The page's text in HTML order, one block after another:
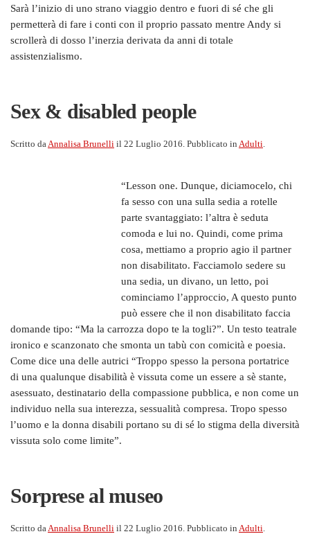
Sarà l’inizio di uno strano viaggio dentro e fuori di sé che gli
permetterà di fare i conti con il proprio passato mentre Andy si
scrollerà di dosso l’inerzia derivata da anni di totale
assistenzialismo.
Sex & disabled people
Scritto daAnnalisa Brunelli il 22 Luglio 2016. Pubblicato in Adulti.
“Lesson one. Dunque, diciamocelo, chi
fa sesso con una sulla sedia a rotelle
parte svantaggiato: l’altra è seduta
comoda e lui no. Quindi, come prima
cosa, mettiamo a proprio agio il partner
non disabilitato. Facciamolo sedere su
una sedia, un divano, un letto, poi
cominciamo l’approccio, A questo punto
può essere che il non disabilitato faccia
domande tipo: “Ma la carrozza dopo te la togli?”. Un testo teatrale
ironico e scanzonato che smonta un tabù con comicità e poesia.
Come dice una delle autrici “Troppo spesso la persona portatrice
di una qualunque disabilità è vissuta come un essere a sè stante,
asessuato, destinatario della compassione pubblica, e non come un
individuo nella sua interezza, sessualità compresa. Tropo spesso
l’uomo e la donna disabili portano su di sé lo stigma della diversità
vissuta solo come limite”.
Sorprese al museo
Scritto daAnnalisa Brunelli il 22 Luglio 2016. Pubblicato in Adulti.